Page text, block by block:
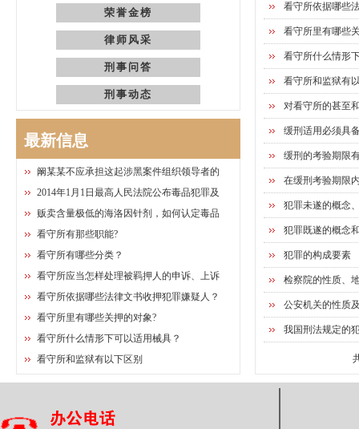
荣誉金榜
律师风采
刑事问答
刑事动态
最新信息
阚某某不应承担这起涉黑案件组织领导者的
2014年1月1日最高人民法院公布毒品犯罪及
贩卖含量极低的海洛因针剂，如何认定毒品
看守所有那些职能?
看守所有哪些分类？
看守所应当怎样处理被羁押人的申诉、上诉
看守所依据哪些法律文书收押犯罪嫌疑人？
看守所里有哪些关押的对象?
看守所什么情形下可以适用械具？
看守所和监狱有以下区别
看守所依据哪些
看守所里有哪些
看守所什么情形
看守所和监狱有
对看守所的甚至
缓刑适用必须具
缓刑的考验期限
在缓刑考验期限
犯罪未遂的概念
犯罪既遂的概念
犯罪的构成要素
检察院的性质、
公安机关的性质
我国刑法规定的